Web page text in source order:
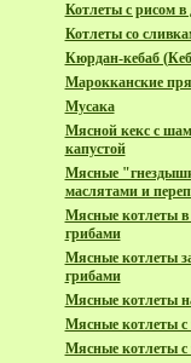
Котлеты с рисом в
Котлеты со
Кюрдан-кебаб
Марокканские
Мусака
Мясной кекс с
капустой
Мясные
маслятами и
Мясные котлеты в
грибами
Мясные котлеты
грибами
Мясные котлеты
Мясные котлеты с
Мясные котлеты с